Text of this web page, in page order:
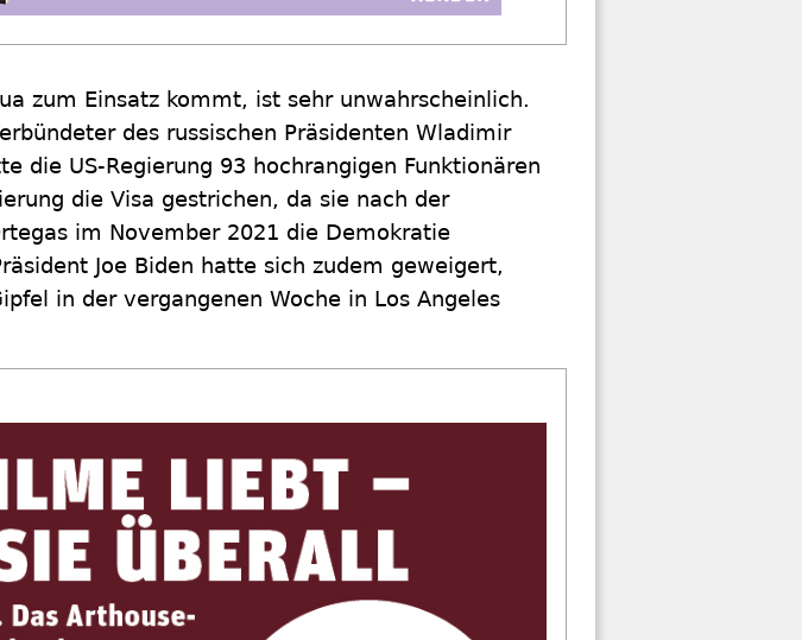
zum Einsatz kommt, ist sehr unwahrscheinlich.
des russischen Präsidenten Wladimir
die US-Regierung 93 hochrangigen Funktionären
die Visa gestrichen, da sie nach der
im November 2021 die Demokratie
Joe Biden hatte sich zudem geweigert,
in der vergangenen Woche in Los Angeles